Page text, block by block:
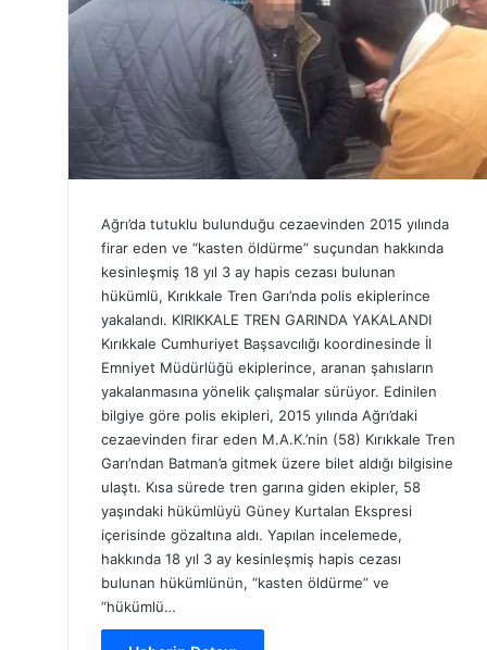
Ağrı’da tutuklu bulunduğu cezaevinden 2015 yılında
firar eden ve “kasten öldürme” suçundan hakkında
kesinleşmiş 18 yıl 3 ay hapis cezası bulunan
hükümlü, Kırıkkale Tren Garı’nda polis ekiplerince
yakalandı. KIRIKKALE TREN GARINDA YAKALANDI
Kırıkkale Cumhuriyet Başsavcılığı koordinesinde İl
Emniyet Müdürlüğü ekiplerince, aranan şahısların
yakalanmasına yönelik çalışmalar sürüyor. Edinilen
bilgiye göre polis ekipleri, 2015 yılında Ağrı’daki
cezaevinden firar eden M.A.K.’nin (58) Kırıkkale Tren
Garı’ndan Batman’a gitmek üzere bilet aldığı bilgisine
ulaştı. Kısa sürede tren garına giden ekipler, 58
yaşındaki hükümlüyü Güney Kurtalan Ekspresi
içerisinde gözaltına aldı. Yapılan incelemede,
hakkında 18 yıl 3 ay kesinleşmiş hapis cezası
bulunan hükümlünün, “kasten öldürme” ve
“hükümlü…